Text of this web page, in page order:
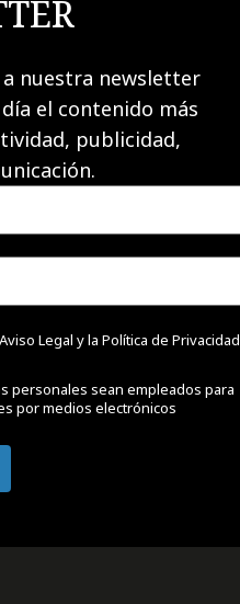
nuestra newsletter
el contenido más
publicidad,
Aviso Legal y la Política de Privacidad
personales sean empleados para
por medios electrónicos